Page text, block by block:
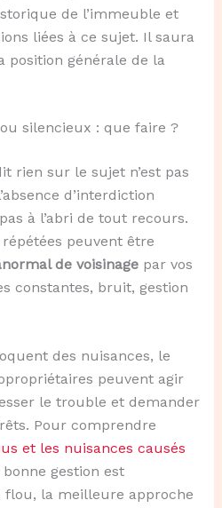
de l’immeuble et
liées à ce sujet. Il saura
position générale de la
silencieux : que faire ?
rien sur le sujet n’est pas
d’interdiction
à l’abri de tout recours.
peuvent être
de voisinagepar vos
constantes, bruit, gestion
des nuisances, le
peuvent agir
le trouble et demander
Pour comprendre
et les nuisances causés
bonne gestion est
flou, la meilleure approche